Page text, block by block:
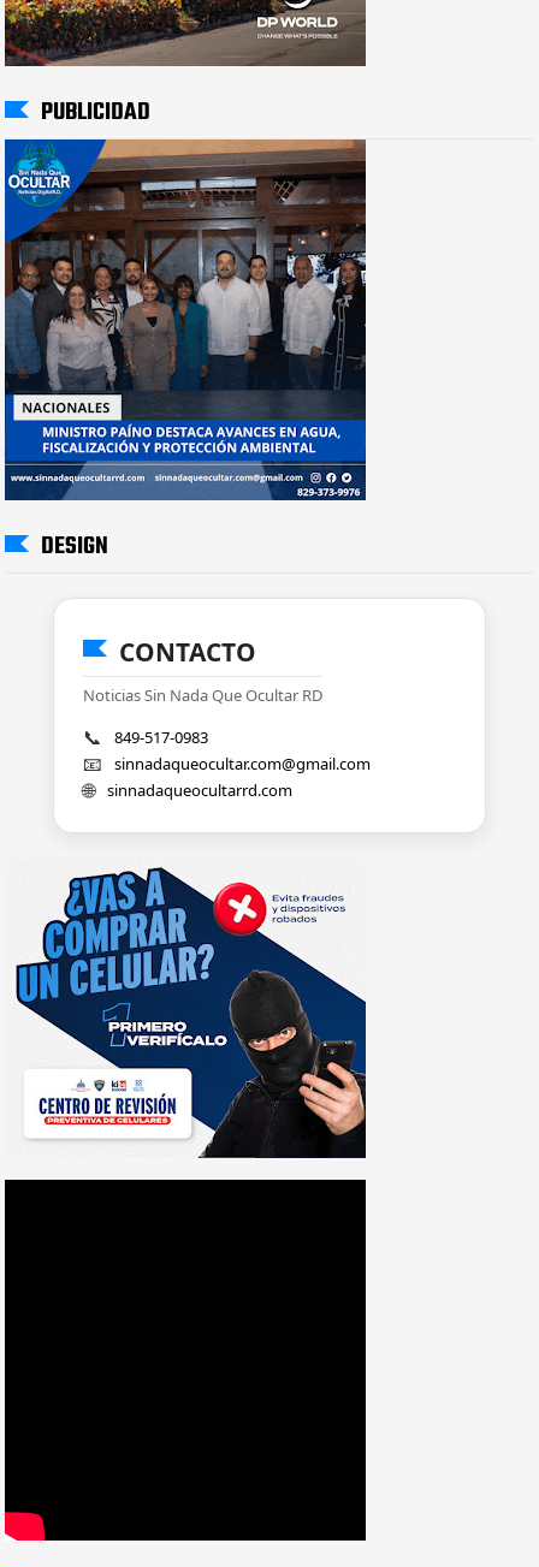
PUBLICIDAD
DESIGN
CONTACTO
Noticias Sin Nada Que Ocultar RD
📞 849-517-0983
📧 sinnadaqueocultar.com@gmail.com
🌐 sinnadaqueocultarrd.com